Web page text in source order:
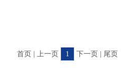
首页 | 上一页 1 下一页 | 尾页